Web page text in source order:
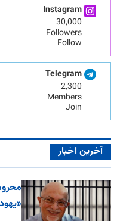
Instagram
30,000
Followers
Follow
Telegram
2,300
Members
Join
آخرین اخبار